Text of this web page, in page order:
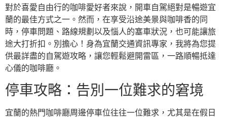
對於喜愛自由行的咖啡愛好者來說，開車自駕絕對是暢遊宜
蘭的最佳方式之一。然而，在享受沿途美景與咖啡香的同
時，停車問題、路線規劃以及惱人的塞車狀況，也可能讓旅
途大打折扣。別擔心！身為宜蘭交通資訊專家，我將為您提
供最詳盡的自駕遊攻略，讓您輕鬆避開雷區，一路順暢抵達
心儀的咖啡廳。
停車攻略：告別一位難求的窘境
宜蘭的熱門咖啡廳周邊停車位往往一位難求，尤其是在假日